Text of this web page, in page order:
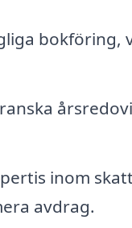
bokföring,
inom
avdrag.